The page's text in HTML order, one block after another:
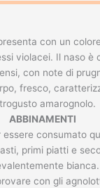
con un
violacei. Il naso è
con note di
fresco,
amarognolo.
ABBINAMENTI
essere consumato
primi piatti e
bianca.
con gli